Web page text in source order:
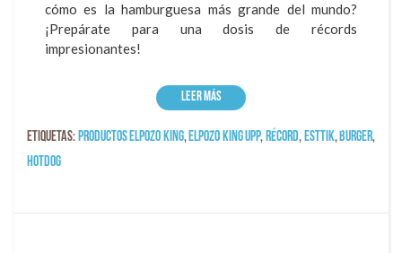
cómo es la hamburguesa más grande del mundo?
¡Prepárate para una dosis de récords
impresionantes!
Leer más
Etiquetas: productos ElPozo KING, ElPozo King Upp, Récord, Esttik, burger,
Hotdog